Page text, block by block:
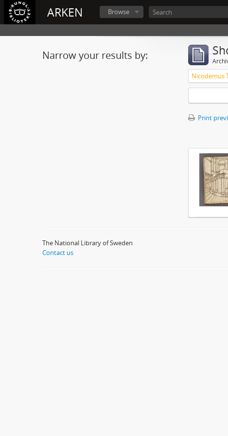
ARKEN Browse
Narrow your results by:
Nicodemus
Print
The National Library of Sweden
Contact us